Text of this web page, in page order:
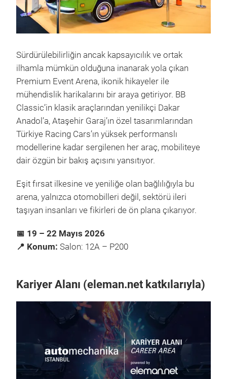
Sürdürülebilirliğin ancak kapsayıcılık ve ortak
ilhamla mümkün olduğuna inanarak yola çıkan
Premium Event Arena, ikonik hikayeler ile
mühendislik harikalarını bir araya getiriyor. BB
Classic’in klasik araçlarından yenilikçi Dakar
Anadol’a, Ataşehir Garaj’ın özel tasarımlarından
Türkiye Racing Cars’ın yüksek performanslı
modellerine kadar sergilenen her araç, mobiliteye
dair özgün bir bakış açısını yansıtıyor.
Eşit fırsat ilkesine ve yeniliğe olan bağlılığıyla bu
arena, yalnızca otomobilleri değil, sektörü ileri
taşıyan insanları ve fikirleri de ön plana çıkarıyor.
📅 19 – 22 Mayıs 2026
📍 Konum: Salon: 12A – P200
Kariyer Alanı (eleman.net katkılarıyla)